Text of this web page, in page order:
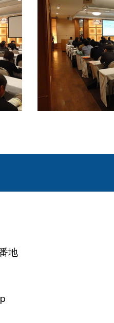
地